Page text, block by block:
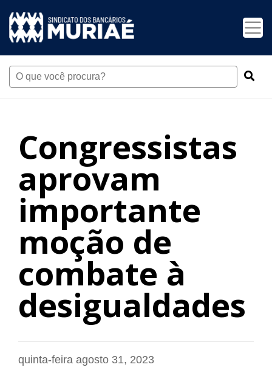
Congressistas
aprovam
importante
moção de
combate à
desigualdades
quinta-feira agosto 31, 2023